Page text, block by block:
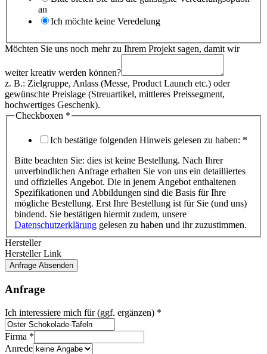
an
Ich möchte keine Veredelung
Möchten Sie uns noch mehr zu Ihrem Projekt sagen, damit wir
weiter kreativ werden können?
z. B.: Zielgruppe, Anlass (Messe, Product Launch etc.) oder
gewünschte Preislage (Streuartikel, mittleres Preissegment,
hochwertiges Geschenk).
Checkboxen *
Ich bestätige folgenden Hinweis gelesen zu haben: *
Bitte beachten Sie: dies ist keine Bestellung. Nach Ihrer
unverbindlichen Anfrage erhalten Sie von uns ein detailliertes
und offizielles Angebot. Die in jenem Angebot enthaltenen
Spezifikationen und Abbildungen sind die Basis für Ihre
mögliche Bestellung. Erst Ihre Bestellung ist für Sie (und uns)
bindend. Sie bestätigen hiermit zudem, unsere
Datenschutzerklärung gelesen zu haben und ihr zuzustimmen.
Hersteller
Hersteller Link
Anfrage Absenden
Anfrage
Ich interessiere mich für (ggf. ergänzen) *
Firma *
Anrede